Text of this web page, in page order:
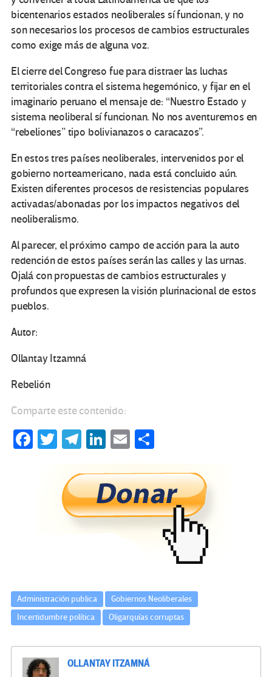
bicentenarios estados neoliberales sí funcionan, y no
son necesarios los procesos de cambios estructurales
como exige más de alguna voz.
El cierre del Congreso fue para distraer las luchas
territoriales contra el sistema hegemónico, y fijar en el
imaginario peruano el mensaje de: “Nuestro Estado y
sistema neoliberal sí funcionan. No nos aventuremos en
“rebeliones” tipo bolivianazos o caracazos”.
En estos tres países neoliberales, intervenidos por el
gobierno norteamericano, nada está concluido aún.
Existen diferentes procesos de resistencias populares
activadas/abonadas por los impactos negativos del
neoliberalismo.
Al parecer, el próximo campo de acción para la auto
redención de estos países serán las calles y las urnas.
Ojalá con propuestas de cambios estructurales y
profundos que expresen la visión plurinacional de estos
pueblos.
Autor:
Ollantay Itzamná
Rebelión
Comparte este contenido:
Fa T
tt
er
Te
gr
a
m
Li
ke
dI
n
E
ail m
p
ar
tir
Administración publica
Gobiernos Neoliberales
Incertidumbre política
Oligarquías corruptas
OLLANTAY ITZAMNÁ